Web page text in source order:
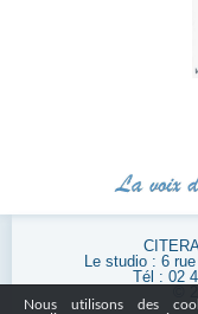
Le studio : 6
Tél : 02
Nous utilisons des